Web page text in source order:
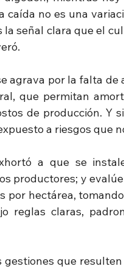
caída no es una
señal clara que el
agrava por la falta de
que permitan
de producción. Y
a riesgos que
a que se
productores; y
por hectárea,
reglas claras,
gestiones que